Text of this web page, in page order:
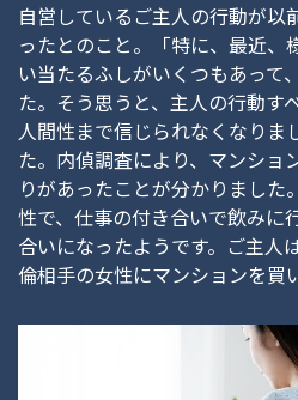
自営しているご主人の行動が以
ったとのこと。「特に、最近、
い当たるふしがいくつもあって
た。そう思うと、主人の行動す
人間性まで信じられなくなりま
た。内偵調査により、マンショ
りがあったことが分かりました
性で、仕事の付き合いで飲みに
合いになったようです。ご主人
倫相手の女性にマンションを買